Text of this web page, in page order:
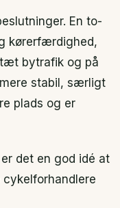
En to-
kørerfærdighed,
bytrafik og på
stabil, særligt
plads og er
det en god idé at